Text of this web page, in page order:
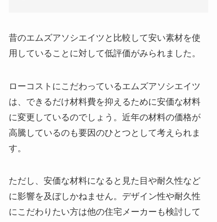
昔のエムズアソシエイツと比較して安い素材を使
用していることに対して低評価がみられました。
ローコストにこだわっているエムズアソシエイツ
は、できるだけ材料費を抑えるために安価な材料
に変更しているのでしょう。近年の材料の価格が
高騰しているのも要因のひとつとして考えられま
す。
ただし、安価な材料になると見た目や耐久性など
に影響を及ぼしかねません。デザイン性や耐久性
にこだわりたい方は他の住宅メーカーも検討して